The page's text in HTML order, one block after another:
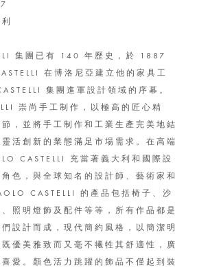
集團已有 140 年歷史，於 1887
在博洛尼亞建立他的家具工
集團進軍設計領域的序幕。
崇尚手工制作，以極高的匠心精
，並將手工制作和工業生產完美地結
活創新的業態滿足市場需求。在高端
CASTELLI 充當著義大利和國際設
色，與全球知名的設計師、藝術家和
CASTELLI 的產品包括椅子、沙
照明燈飾及配件等等，所有作品都是
設計而成，現代簡約風格，以簡潔明
優美雅致而又毫不犧牲其舒適性，廣
愛。顏色活力跳躍的飾品不僅起到裝